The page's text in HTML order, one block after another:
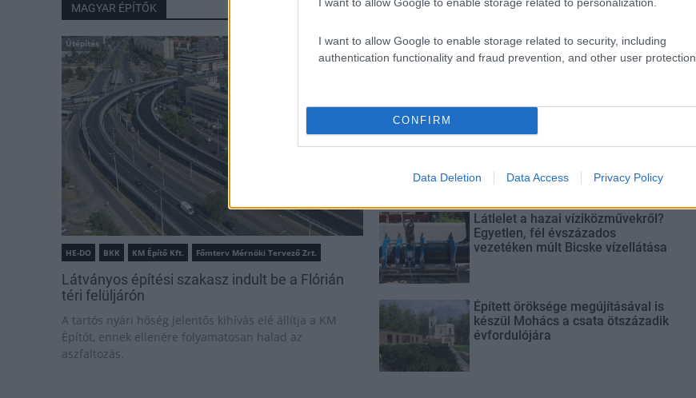
I want to allow Google to enable storage related to security, including
authentication functionality and fraud prevention, and other user protection.
CONFIRM
Data Deletion Data Access Privacy Policy
MAGYAR ÉPÍTŐK
Útépítés
HE-DO BKK KM Építő Kft. Főmterv Mérnöki Tervező Zrt.
Látványos építési szakasz indult be a Flórián
téri felüljárón
A tartós nyári hőség jelentős kihívás elé állítja a KM
Építőt, ennek ellenére folyamatosan halad az
aszfaltozás.
Paks II.: Mit jelent az 5. blokk új
mérföldköve a felülvizsgálat
Elkészült a Liszt Ferenc repülőtér
közelében lévő logisztikai bázis út-
Látlelet a hazai víziközművekről?
Egyetlen, fél évszázados
vezetéken múlt Bicske vízellátása
Épített öröksége megújításával is
készül Mohács a csata ötszázadik
évfordulójára